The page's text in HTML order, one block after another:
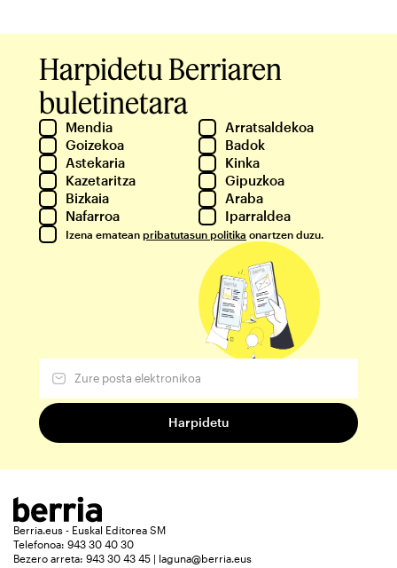
Harpidetu Berriaren
buletinetara
Mendia
Arratsaldekoa
Goizekoa
Badok
Astekaria
Kinka
Kazetaritza
Gipuzkoa
Bizkaia
Araba
Nafarroa
Iparraldea
Izena ematean pribatutasun politika onartzen duzu.
Berria.eus - Euskal Editorea SM
Telefonoa: 943 30 40 30
Bezero arreta: 943 30 43 45 | laguna@berria.eus